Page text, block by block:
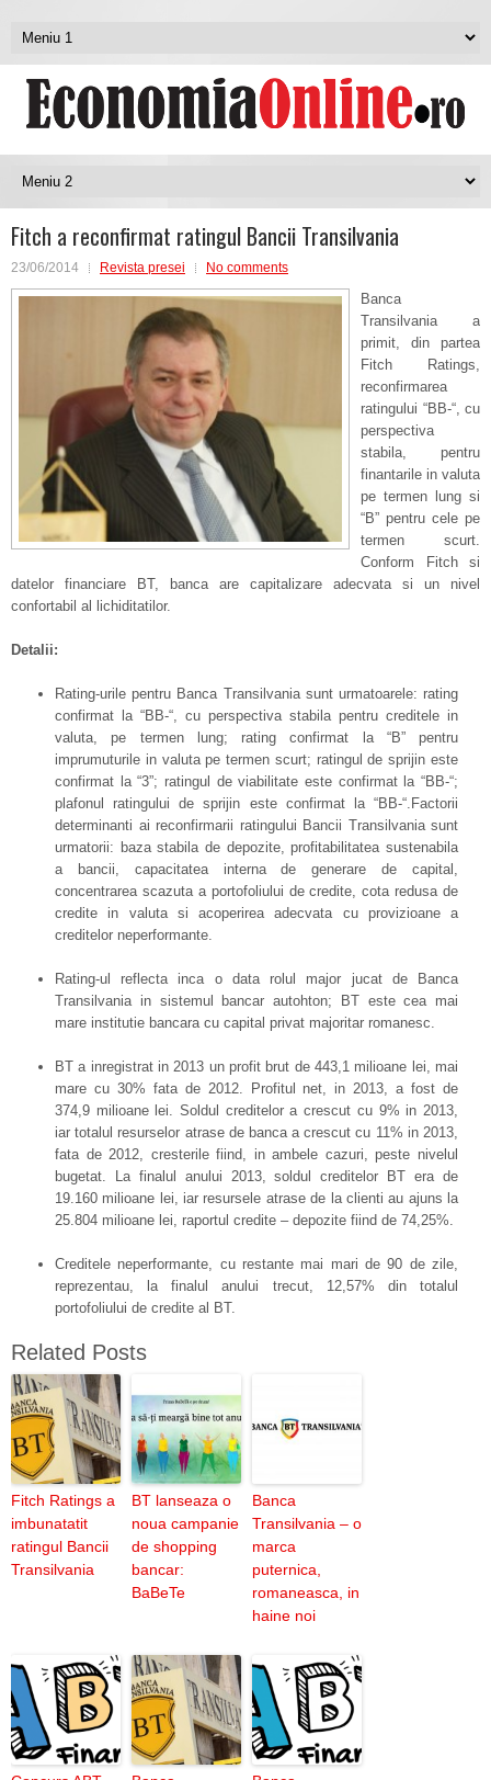
Fitch a reconfirmat ratingul Bancii Transilvania
23/06/2014 Revista presei No comments
Banca
Transilvania a
primit, din partea
Fitch Ratings,
reconfirmarea
ratingului “BB-“, cu
perspectiva
stabila, pentru
finantarile in valuta
pe termen lung si
“B” pentru cele pe
termen scurt.
Conform Fitch si
datelor financiare BT, banca are capitalizare adecvata si un nivel
confortabil al lichiditatilor.
Detalii:
Rating-urile pentru Banca Transilvania sunt urmatoarele: rating
confirmat la “BB-“, cu perspectiva stabila pentru creditele in
valuta, pe termen lung; rating confirmat la “B” pentru
imprumuturile in valuta pe termen scurt; ratingul de sprijin este
confirmat la “3”; ratingul de viabilitate este confirmat la “BB-“;
plafonul ratingului de sprijin este confirmat la “BB-“.Factorii
determinanti ai reconfirmarii ratingului Bancii Transilvania sunt
urmatorii: baza stabila de depozite, profitabilitatea sustenabila
a bancii, capacitatea interna de generare de capital,
concentrarea scazuta a portofoliului de credite, cota redusa de
credite in valuta si acoperirea adecvata cu provizioane a
creditelor neperformante.
Rating-ul reflecta inca o data rolul major jucat de Banca
Transilvania in sistemul bancar autohton; BT este cea mai
mare institutie bancara cu capital privat majoritar romanesc.
BT a inregistrat in 2013 un profit brut de 443,1 milioane lei, mai
mare cu 30% fata de 2012. Profitul net, in 2013, a fost de
374,9 milioane lei. Soldul creditelor a crescut cu 9% in 2013,
iar totalul resurselor atrase de banca a crescut cu 11% in 2013,
fata de 2012, cresterile fiind, in ambele cazuri, peste nivelul
bugetat. La finalul anului 2013, soldul creditelor BT era de
19.160 milioane lei, iar resursele atrase de la clienti au ajuns la
25.804 milioane lei, raportul credite – depozite fiind de 74,25%.
Creditele neperformante, cu restante mai mari de 90 de zile,
reprezentau, la finalul anului trecut, 12,57% din totalul
portofoliului de credite al BT.
Related Posts
Fitch Ratings a
imbunatatit
ratingul Bancii
Transilvania
BT lanseaza o
noua campanie
de shopping
bancar:
BaBeTe
Banca
Transilvania – o
marca
puternica,
romaneasca, in
haine noi